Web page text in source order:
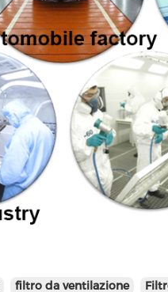
filtro da ventilazione